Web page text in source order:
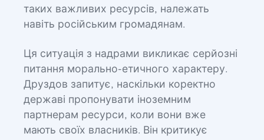
таких важливих ресурсів, належать
навіть російським громадянам.
Ця ситуація з надрами викликає серйозні
питання морально-етичного характеру.
Друздов запитує, наскільки коректно
державі пропонувати іноземним
партнерам ресурси, коли вони вже
мають своїх власників. Він критикує